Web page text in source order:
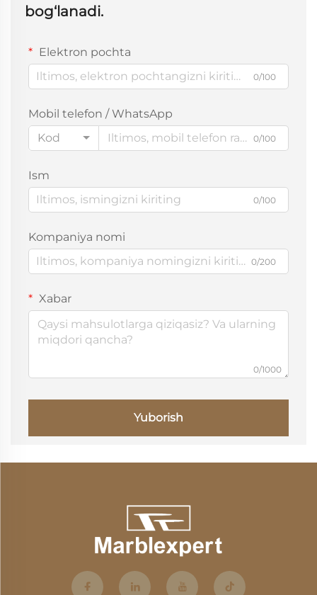
bog‘lanadi.
Elektron pochta
0/100
Mobil telefon / WhatsApp
Kod
0/100
Ism
0/100
Kompaniya nomi
0/200
Xabar
0/1000
Yuborish